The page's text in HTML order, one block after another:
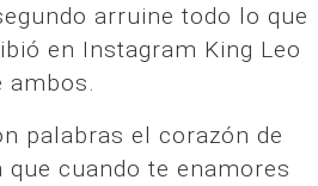
arruine todo lo que
en Instagram King Leo
ambos.
palabras el corazón de
que cuando te enamores